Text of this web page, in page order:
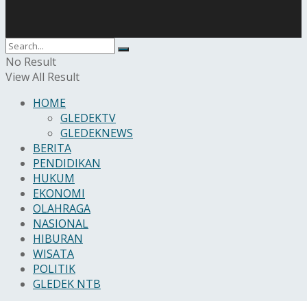
No Result
View All Result
HOME
GLEDEKTV
GLEDEKNEWS
BERITA
PENDIDIKAN
HUKUM
EKONOMI
OLAHRAGA
NASIONAL
HIBURAN
WISATA
POLITIK
GLEDEK NTB